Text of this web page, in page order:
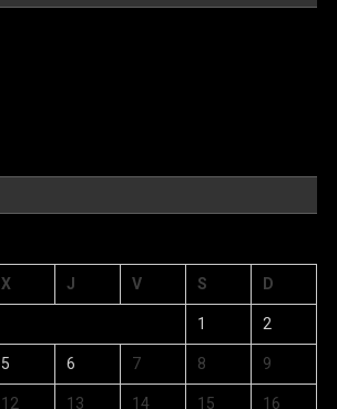
X J V S D
1 2
5 6 7 8 9
12 13 14 15 16